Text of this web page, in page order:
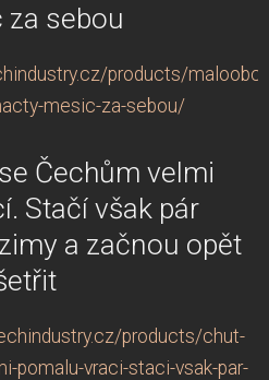
za sebou
products/
mesic-za-sebou/
Čechům velmi
Stačí však pár
a začnou opět
products/chut-
pomalu-vraci-staci-vsak-par-